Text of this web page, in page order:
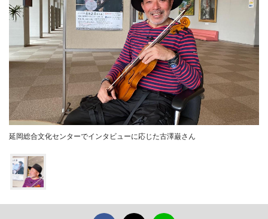
延岡総合文化センターでインタビューに応じた古澤巌さん